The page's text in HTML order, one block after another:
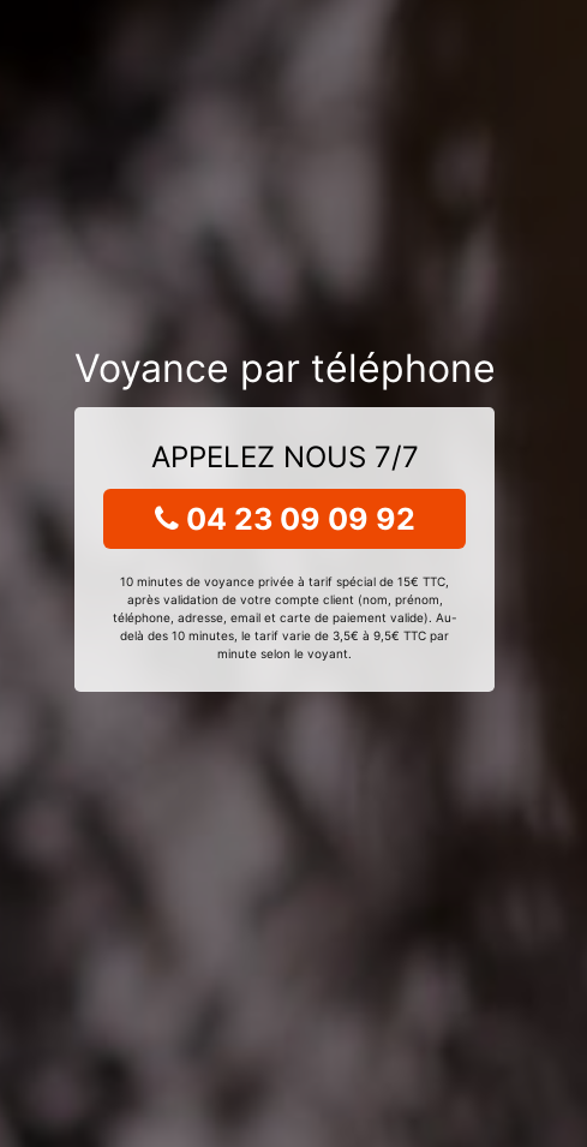
Voyance par téléphone
APPELEZ NOUS 7/7
04 23 09 09 92
10 minutes de voyance privée à tarif spécial de 15€ TTC,
après validation de votre compte client (nom, prénom,
téléphone, adresse, email et carte de paiement valide). Au-
delà des 10 minutes, le tarif varie de 3,5€ à 9,5€ TTC par
minute selon le voyant.